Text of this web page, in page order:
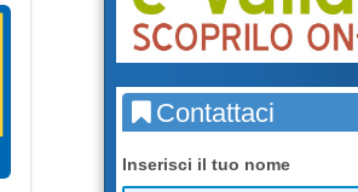
Contattaci
Inserisci il tuo nome